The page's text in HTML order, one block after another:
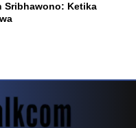
Sribhawono: Ketika
Evolusi Game Meja Digital